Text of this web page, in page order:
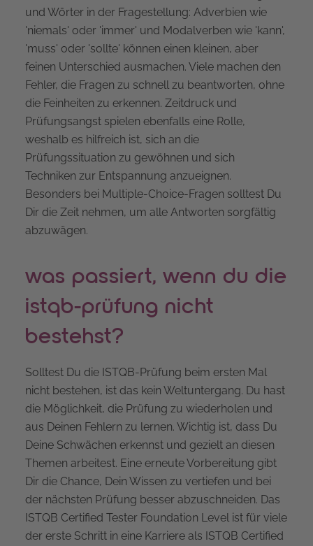
und Wörter in der Fragestellung: Adverbien wie
'niemals' oder 'immer' und Modalverben wie 'kann',
'muss' oder 'sollte' können einen kleinen, aber
feinen Unterschied ausmachen. Viele machen den
Fehler, die Fragen zu schnell zu beantworten, ohne
die Feinheiten zu erkennen. Zeitdruck und
Prüfungsangst spielen ebenfalls eine Rolle,
weshalb es hilfreich ist, sich an die
Prüfungssituation zu gewöhnen und sich
Techniken zur Entspannung anzueignen.
Besonders bei Multiple-Choice-Fragen solltest Du
Dir die Zeit nehmen, um alle Antworten sorgfältig
abzuwägen.
was passiert, wenn du die
istqb-prüfung nicht
bestehst?
Solltest Du die ISTQB-Prüfung beim ersten Mal
nicht bestehen, ist das kein Weltuntergang. Du hast
die Möglichkeit, die Prüfung zu wiederholen und
aus Deinen Fehlern zu lernen. Wichtig ist, dass Du
Deine Schwächen erkennst und gezielt an diesen
Themen arbeitest. Eine erneute Vorbereitung gibt
Dir die Chance, Dein Wissen zu vertiefen und bei
der nächsten Prüfung besser abzuschneiden. Das
ISTQB Certified Tester Foundation Level ist für viele
der erste Schritt in eine Karriere als ISTQB Certified